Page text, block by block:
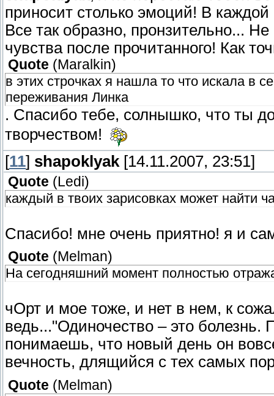
приносит столько эмоций! В
Все так образно, пронзительно...
чувства после прочитанного! Как
Quote (Maralkin)
в этих строчках я нашла то что искала в
переживания Линка
. Спасибо тебе, солнышко, что ты
творчеством!
[11] shapoklyak [14.11.2007, 23:51]
Quote (Ledi)
каждый в твоих зарисовках может найти
Спасибо! мне очень приятно! я и
Quote (Melman)
На сегодняшний момент полностью
чОрт и мое тоже, и нет в нем, к
ведь..."Одиночество – это
понимаешь, что новый день он
вечность, длящийся с тех самых
Quote (Melman)